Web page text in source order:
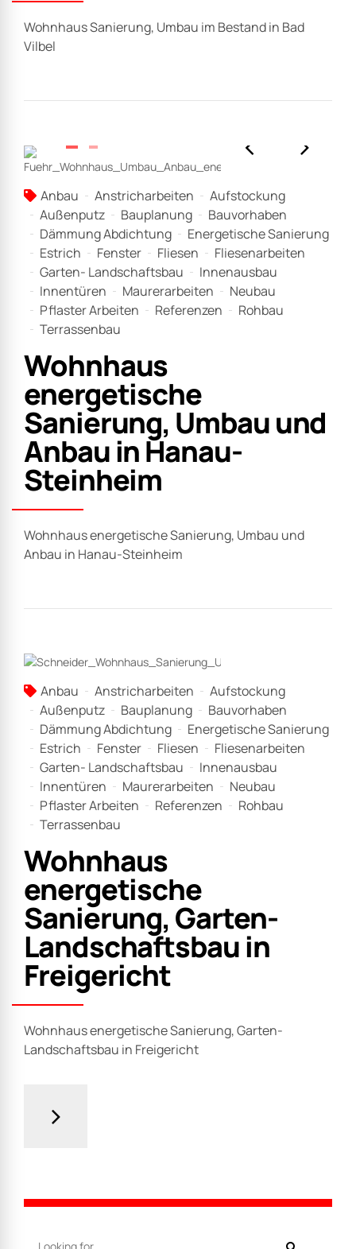
Wohnhaus Sanierung, Umbau im Bestand in Bad
Vilbel
Anbau Anstricharbeiten
Aufstockung
Außenputz
Bauplanung
Bauvorhaben
Dämmung Abdichtung
Energetische Sanierung
Estrich
Fenster Fliesen
Fliesenarbeiten
Garten- Landschaftsbau
Innenausbau
Innentüren
Maurerarbeiten
Neubau
Pflaster Arbeiten
Referenzen
Rohbau
Terrassenbau
Wohnhaus
energetische
Sanierung, Umbau und
Anbau in Hanau-
Steinheim
Wohnhaus energetische Sanierung, Umbau und
Anbau in Hanau-Steinheim
Anbau Anstricharbeiten
Aufstockung
Außenputz
Bauplanung
Bauvorhaben
Dämmung Abdichtung
Energetische Sanierung
Estrich
Fenster Fliesen
Fliesenarbeiten
Garten- Landschaftsbau
Innenausbau
Innentüren
Maurerarbeiten
Neubau
Pflaster Arbeiten
Referenzen
Rohbau
Terrassenbau
Wohnhaus
energetische
Sanierung, Garten-
Landschaftsbau in
Freigericht
Wohnhaus energetische Sanierung, Garten-
Landschaftsbau in Freigericht